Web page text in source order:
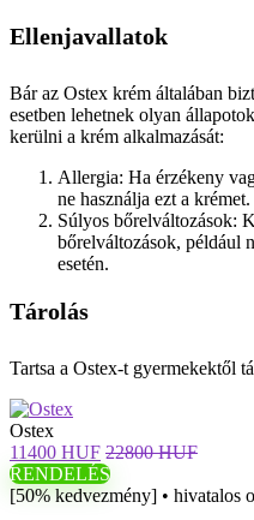
Ellenjavallatok
Bár az Ostex krém általában
esetben lehetnek olyan
kerülni a krém alkalmazását:
Allergia: Ha érzékeny
ne használja ezt a krémet.
Súlyos bőrelváltozások:
bőrelváltozások, például
esetén.
Tárolás
Tartsa a Ostex-t gyermekektől
Ostex
11400 HUF 22800 HUF
RENDELÉS
[50% kedvezmény] • hivatalos